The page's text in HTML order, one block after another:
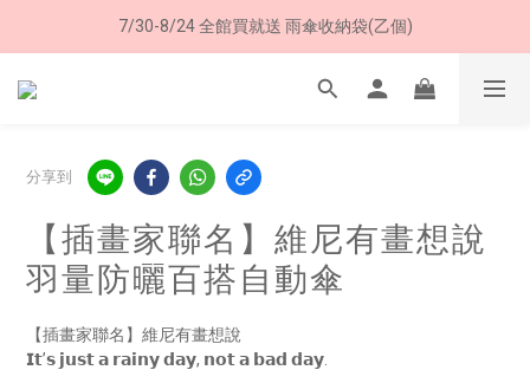
8/8 父親節限定 超商取貨免運費
8/8 父親節限定 超商取貨免運費
分享到
【插畫家聯名】維尼有畫想說
羽量防曬百搭自動傘
【插畫家聯名】維尼有畫想說
𝗜𝘁’𝘀 𝗷𝘂𝘀𝘁 𝗮 𝗿𝗮𝗶𝗻𝘆 𝗱𝗮𝘆, 𝗻𝗼𝘁 𝗮 𝗯𝗮𝗱 𝗱𝗮𝘆.